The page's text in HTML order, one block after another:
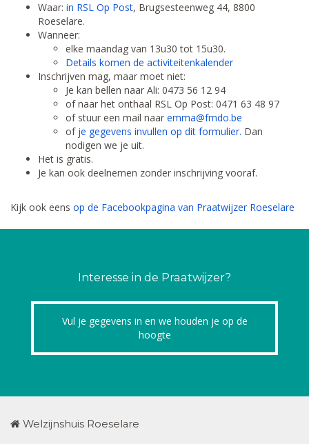
Waar: in RSL Op Post, Brugsesteenweg 44, 8800
Roeselare.
Wanneer:
elke maandag van 13u30 tot 15u30.
Details komen de activiteitenkalender
Inschrijven mag, maar moet niet:
Je kan bellen naar Ali: 0473 56 12 94
of naar het onthaal RSL Op Post: 0471 63 48 97
of stuur een mail naar emma@fmdo.be
of je gegevens invullen op dit formulier. Dan
nodigen we je uit.
Het is gratis.
Je kan ook deelnemen zonder inschrijving vooraf.
Kijk ook eens op de Facebookpagina van Praatwijzer Roeselare
Interesse in de Praatwijzer?
Vul je gegevens in en we houden je op de
hoogte
Welzijnshuis Roeselare